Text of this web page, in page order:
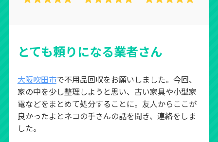
とても頼りになる業者さん
大阪吹田市で不用品回収をお願いしました。今回、
家の中を少し整理しようと思い、古い家具や小型家
電などをまとめて処分することに。友人からここが
良かったよとネコの手さんの話を聞き、連絡をしま
した。